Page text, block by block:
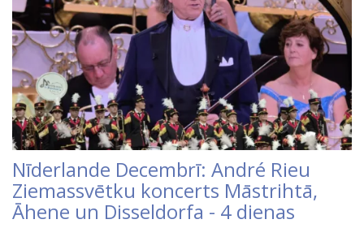
Nīderlande Decembrī: André Rieu
Ziemassvētku koncerts Māstrihtā,
Āhene un Disseldorfa - 4 dienas